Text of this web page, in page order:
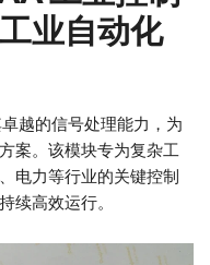
业自动化
越的信号处理能力，为
案。该模块专为复杂工
电力等行业的关键控制
续高效运行。